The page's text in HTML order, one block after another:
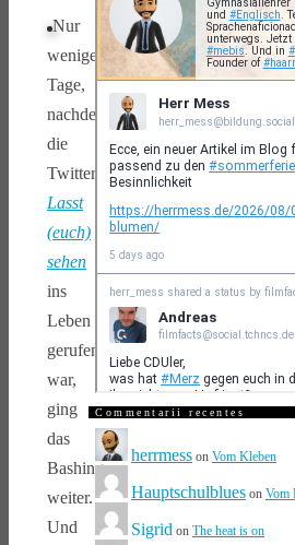
Nur
wenige
Tage,
nachdem
die
Twitterparade
Lasst
(euch)
sehen
ins
Leben
gerufen
war,
ging
das
Bashing
weiter.
Und
Commentarii recentes
herrmess on Vom Kleben
Hauptschulblues on Vom
Sigrid on The heat is on